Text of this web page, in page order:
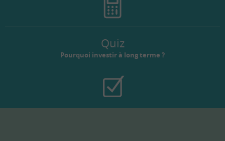
Quiz
Pourquoi investir à long terme ?